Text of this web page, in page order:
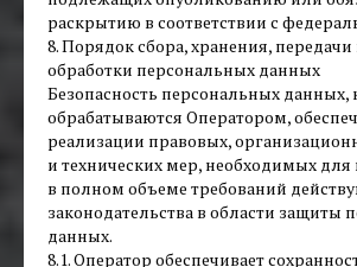
раскрытию в соответствии с
8. Порядок сбора, хранения,
обработки персональных данных
Безопасность персональных данных,
обрабатываются Оператором,
реализации правовых,
и технических мер, необходимых
в полном объеме требований
законодательства в области защиты
данных.
8.1. Оператор обеспечивает